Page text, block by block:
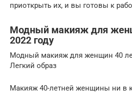
приоткрыть их, и вы готовы к
Модный макияж для
2022 году
Модный макияж для женщин 40
Легкий образ
Макияж 40-летней женщины ни в